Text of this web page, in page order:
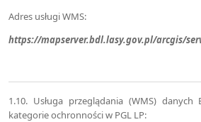
Adres usługi WMS:
https://mapserver.bdl.lasy.gov.pl/arcgis/
1.10. Usługa przeglądania (WMS)
kategorie ochronności w PGL LP: